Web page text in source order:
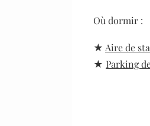
Où dormir :
★ Aire de
★ Parking